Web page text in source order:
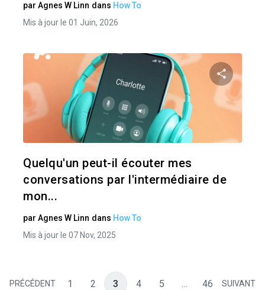
par Agnes W Linn dans How To
Mis à jour le 01 Juin, 2026
Quelqu'un peut-il écouter mes
conversations par l'intermédiaire de
mon...
par Agnes W Linn dans How To
Mis à jour le 07 Nov, 2025
PRÉCÉDENT 1 2 3 4 5 … 46 SUIVANT